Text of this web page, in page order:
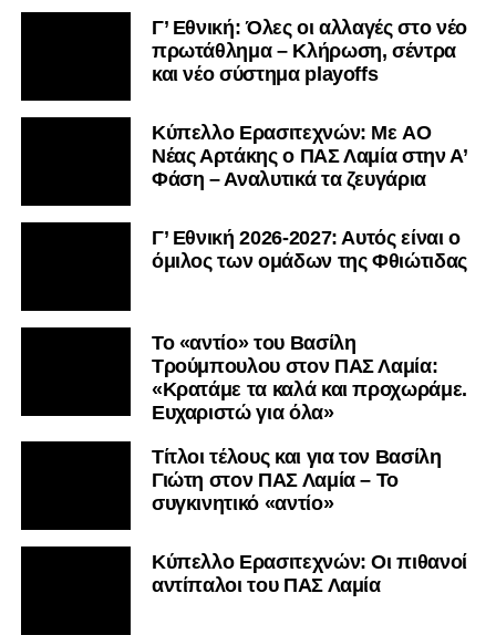
Γ’ Εθνική: Όλες οι αλλαγές στο νέο
πρωτάθλημα – Κλήρωση, σέντρα
και νέο σύστημα playoffs
Kύπελλο Ερασιτεχνών: Με AO
Nέας Αρτάκης ο ΠΑΣ Λαμία στην Α’
Φάση – Αναλυτικά τα ζευγάρια
Γ’ Εθνική 2026-2027: Αυτός είναι ο
όμιλος των ομάδων της Φθιώτιδας
Το «αντίο» του Βασίλη
Τρούμπουλου στον ΠΑΣ Λαμία:
«Κρατάμε τα καλά και προχωράμε.
Ευχαριστώ για όλα»
Τίτλοι τέλους και για τον Βασίλη
Γιώτη στον ΠΑΣ Λαμία – Το
συγκινητικό «αντίο»
Κύπελλο Ερασιτεχνών: Οι πιθανοί
αντίπαλοι του ΠΑΣ Λαμία